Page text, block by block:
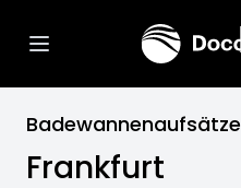
Badewannenaufsätze
Frankfurt